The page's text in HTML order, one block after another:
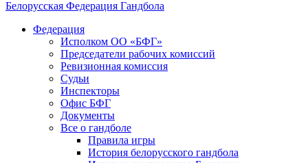
Белорусская Федерация Гандбола
Федерация
Исполком ОО «БФГ»
Председатели рабочих комиссий
Ревизионная комиссия
Судьи
Инспекторы
Офис БФГ
Документы
Все о гандболе
Правила игры
История белорусского гандбола